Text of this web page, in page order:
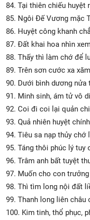
84. Tại thiên chiếu huyệt
85. Ngôi Đế Vương mặc
86. Huyệt công khanh
87. Đất khai hoa nhìn
88. Thấy thì làm chớ để
89. Trên sơn cước xa
90. Dưới bình dương nửa
91. Minh sinh, ám tử vô di
92. Coi đi coi lại quản
93. Quả nhiên huyệt
94. Tiêu sa nạp thủy chớ
95. Táng thôi phúc lý tuy
96. Trâm anh bất tuyệt
97. Muốn cho con
98. Thì tìm long nội đất
99. Thanh long liên châu
100. Kim tinh, thổ phục,